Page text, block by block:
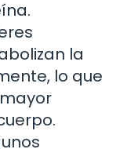
la
lo que